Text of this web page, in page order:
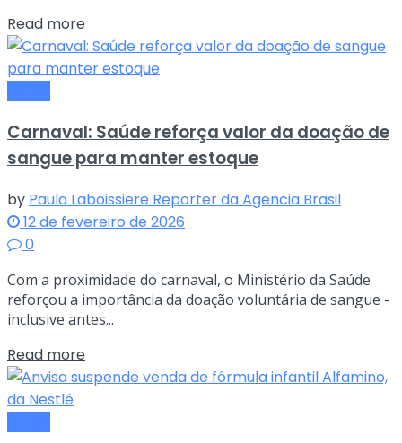
Read more
Carnaval: Saúde reforça valor da doação de
sangue para manter estoque
by Paula Laboissiere Reporter da Agencia Brasil
12 de fevereiro de 2026
0
Com a proximidade do carnaval, o Ministério da Saúde
reforçou a importância da doação voluntária de sangue -
inclusive antes...
Read more